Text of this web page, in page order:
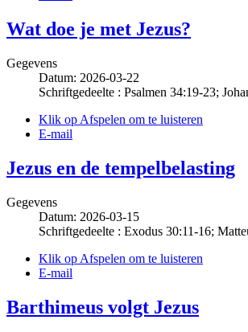
Wat doe je met Jezus?
Gegevens
Datum: 2026-03-22
Schriftgedeelte : Psalmen 34:19-23;
Klik op Afspelen om te luisteren
E-mail
Jezus en de tempelbelasting
Gegevens
Datum: 2026-03-15
Schriftgedeelte : Exodus 30:11-16;
Klik op Afspelen om te luisteren
E-mail
Barthimeus volgt Jezus